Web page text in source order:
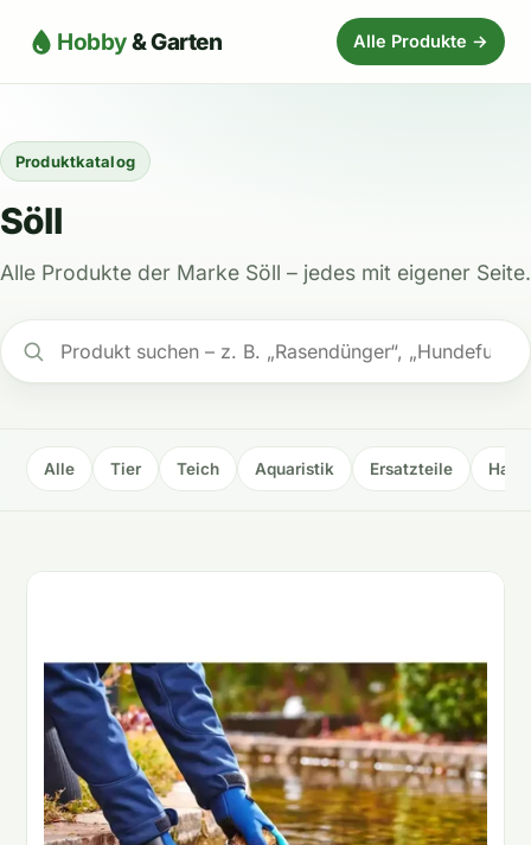
Hobby& Garten Alle Produkte →
Produktkatalog
Söll
Alle Produkte der Marke Söll – jedes mit eigener Seite.
Alle Tier Teich Aquaristik Ersatzteile